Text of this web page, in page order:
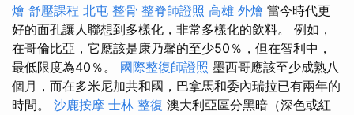
燴 舒壓課程 北屯 整骨 整脊師證照 高雄 外燴 當今時代更
好的面孔讓人聯想到多樣化，非常多樣化的飲料。 例如，
在哥倫比亞，它應該是康乃馨的至少50％，但在智利中，
最低限度為40％。 國際整復師證照 墨西哥應該至少成熟八
個月，而在多米尼加共和國，巴拿馬和委內瑞拉已有兩年的
時間。 沙鹿按摩 士林 整復 澳大利亞區分黑暗（深色或紅